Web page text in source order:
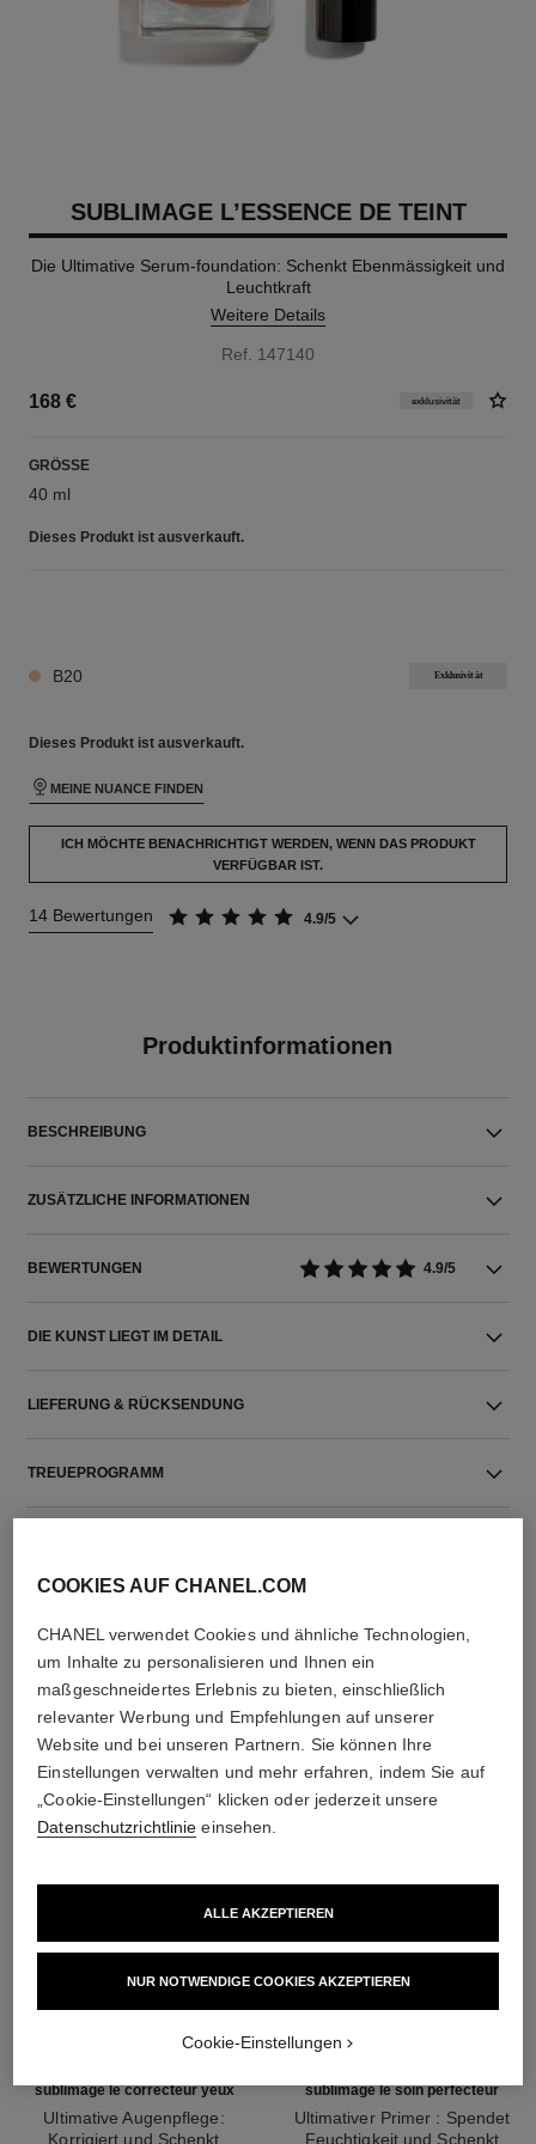
SUBLIMAGE L’ESSENCE DE TEINT
Die Ultimative Serum-foundation: Schenkt Ebenmässigkeit und
Leuchtkraft
Weitere Details
Ref. 147140
168 € exklusivität
GRÖSSE
40 ml
Dieses Produkt ist ausverkauft.
B20 Exklusivität
Dieses Produkt ist ausverkauft.
MEINE NUANCE FINDEN
ICH MÖCHTE BENACHRICHTIGT WERDEN, WENN DAS PRODUKT
VERFÜGBAR IST.
14 Bewertungen 4.9/5
Produktinformationen
BESCHREIBUNG
ZUSÄTZLICHE INFORMATIONEN
BEWERTUNGEN 4.9/5
DIE KUNST LIEGT IM DETAIL
LIEFERUNG & RÜCKSENDUNG
TREUEPROGRAMM
DIE PERFEKTE KOMBINATION
sublimage le correcteur yeux
Ultimative Augenpflege:
Korrigiert und Schenkt
sublimage le soin perfecteur
Ultimativer Primer : Spendet
Feuchtigkeit und Schenkt
COOKIES AUF CHANEL.COM
CHANEL verwendet Cookies und ähnliche Technologien,
um Inhalte zu personalisieren und Ihnen ein
maßgeschneidertes Erlebnis zu bieten, einschließlich
relevanter Werbung und Empfehlungen auf unserer
Website und bei unseren Partnern. Sie können Ihre
Einstellungen verwalten und mehr erfahren, indem Sie auf
„Cookie-Einstellungen“ klicken oder jederzeit unsere
Datenschutzrichtlinie einsehen.
NUR NOTWENDIGE COOKIES AKZEPTIEREN
ALLE AKZEPTIEREN
Cookie-Einstellungen